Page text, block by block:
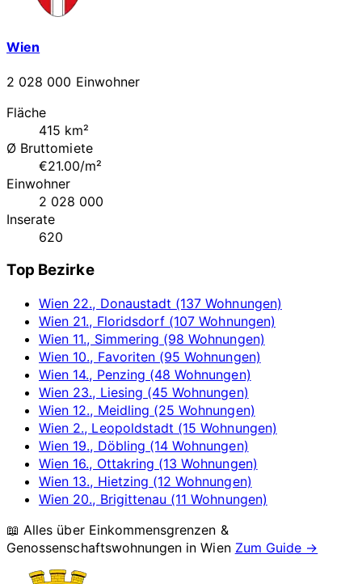
Wien
2 028 000 Einwohner
Fläche
415 km²
Ø Bruttomiete
€21.00/m²
Einwohner
2 028 000
Inserate
620
Top Bezirke
Wien 22., Donaustadt (137 Wohnungen)
Wien 21., Floridsdorf (107 Wohnungen)
Wien 11., Simmering (98 Wohnungen)
Wien 10., Favoriten (95 Wohnungen)
Wien 14., Penzing (48 Wohnungen)
Wien 23., Liesing (45 Wohnungen)
Wien 12., Meidling (25 Wohnungen)
Wien 2., Leopoldstadt (15 Wohnungen)
Wien 19., Döbling (14 Wohnungen)
Wien 16., Ottakring (13 Wohnungen)
Wien 13., Hietzing (12 Wohnungen)
Wien 20., Brigittenau (11 Wohnungen)
📖 Alles über Einkommensgrenzen &
Genossenschaftswohnungen inWien Zum Guide →